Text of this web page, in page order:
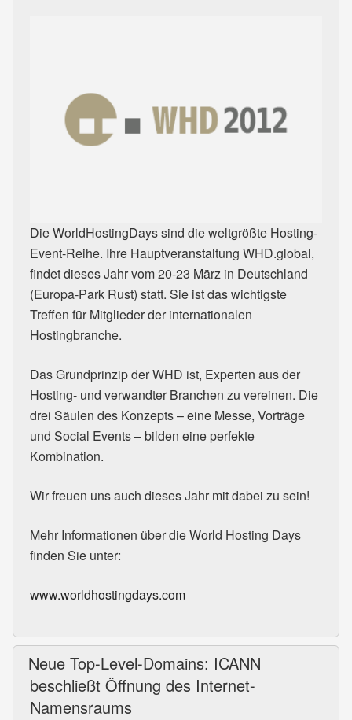
Die WorldHostingDays sind die weltgrößte Hosting-
Event-Reihe. Ihre Hauptveranstaltung WHD.global,
findet dieses Jahr vom 20-23 März in Deutschland
(Europa-Park Rust) statt. Sie ist das wichtigste
Treffen für Mitglieder der internationalen
Hostingbranche.
Das Grundprinzip derWHD ist, Experten aus der
Hosting- und verwandter Branchen zu vereinen. Die
drei Säulen des Konzepts – eine Messe, Vorträge
und Social Events – bilden eine perfekte
Kombination.
Wir freuen uns auch dieses Jahr mit dabei zu sein!
Mehr Informationen über die World Hosting Days
finden Sie unter:
www.worldhostingdays.com
Neue Top-Level-Domains: ICANN
beschließt Öffnung des Internet-
Namensraums